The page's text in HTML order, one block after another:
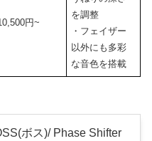
円~
を調整
・フェイザー
以外にも多彩
な音色を搭載
ボス)/ Phase Shifter